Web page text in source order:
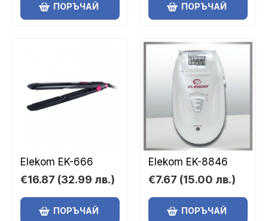
ПОРЪЧАЙ ПОРЪЧАЙ
Elekom EK-666
€16.87 (32.99 лв.)
ПОРЪЧАЙ
Elekom EK-8846
€7.67 (15.00 лв.)
ПОРЪЧАЙ